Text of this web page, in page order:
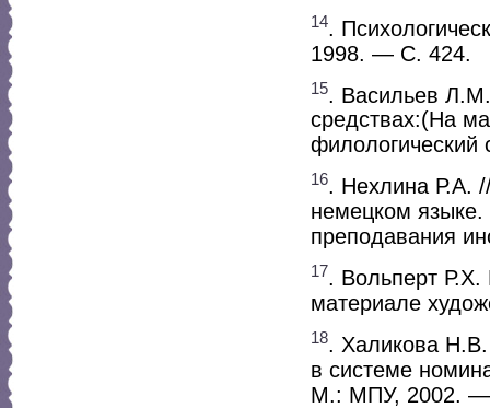
14.
1998. — С. 424.
15
. Васильев
средствах:(На
16. Нехлина Р.А.
немецком
преподавания
17. Вольперт Р.Х.
материале
18. Халикова
в системе
М.: МПУ, 2002.